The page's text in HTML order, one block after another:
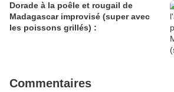
Dorade à la poêle et rougail de
Madagascar improvisé (super avec
les poissons grillés) :
Commentaires